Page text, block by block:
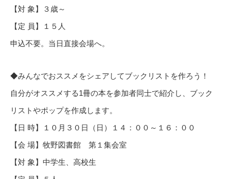
【対 象】３歳～
【定 員】１５人
申込不要。当日直接会場へ。
◆みんなでおススメをシェアしてブックリストを作ろう！
自分がオススメする1冊の本を参加者同士で紹介し、ブック
リストやポップを作成します。
【日 時】１０月３０日（日）１４：００～１６：００
【会 場】牧野図書館 第１集会室
【対 象】中学生、高校生